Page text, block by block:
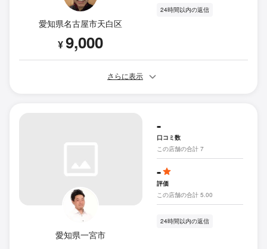
愛知県名古屋市天白区
¥9,000
24時間以内の返信
さらに表示
愛知県一宮市
-
口コミ数
この店舗の合計 7
-
評価
この店舗の合計 5.00
24時間以内の返信